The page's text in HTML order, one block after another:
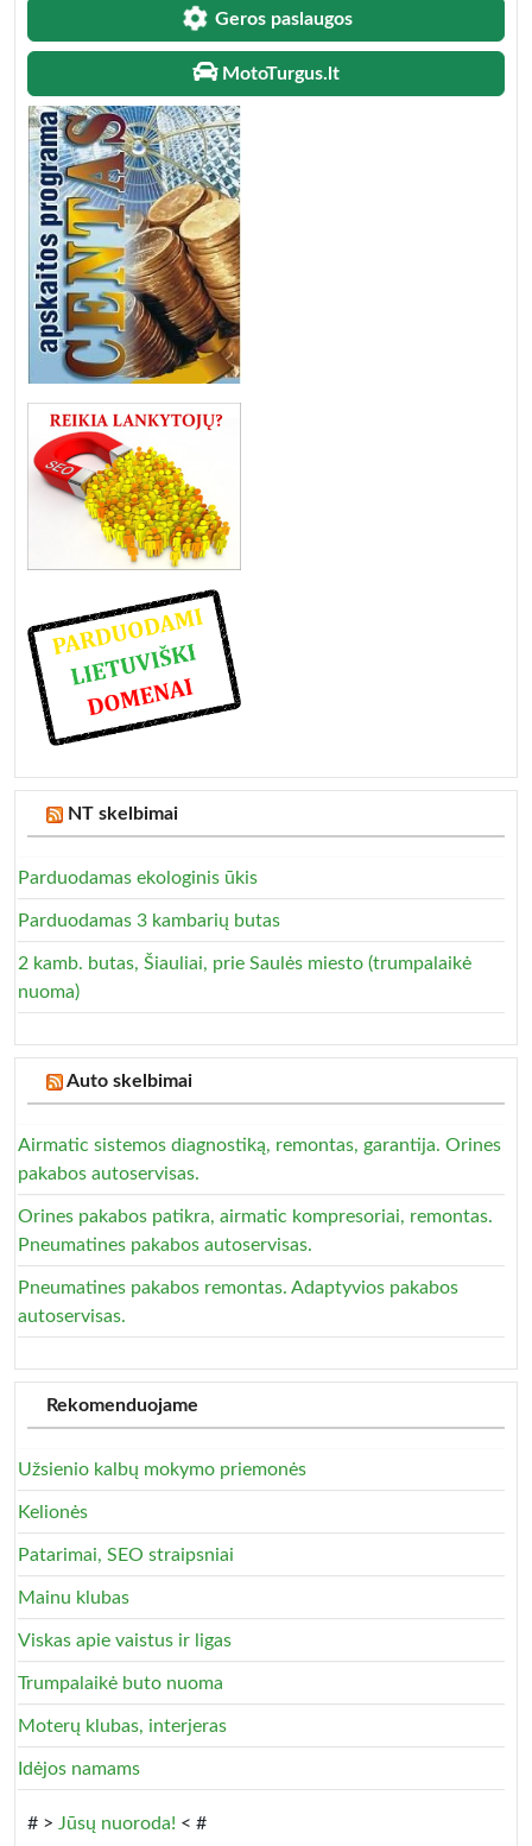
Geros paslaugos
MotoTurgus.lt
NT skelbimai
Parduodamas ekologinis ūkis
Parduodamas 3 kambarių butas
2 kamb. butas, Šiauliai, prie Saulės miesto (trumpalaikė
nuoma)
Auto skelbimai
Airmatic sistemos diagnostiką, remontas, garantija. Orines
pakabos autoservisas.
Orines pakabos patikra, airmatic kompresoriai, remontas.
Pneumatines pakabos autoservisas.
Pneumatines pakabos remontas. Adaptyvios pakabos
autoservisas.
Rekomenduojame
Užsienio kalbų mokymo priemonės
Kelionės
Patarimai, SEO straipsniai
Mainu klubas
Viskas apie vaistus ir ligas
Trumpalaikė buto nuoma
Moterų klubas, interjeras
Idėjos namams
# > Jūsų nuoroda! < #